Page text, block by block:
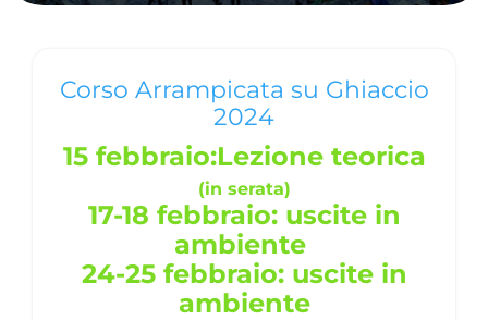
Corso Arrampicata su Ghiaccio
2024
15 febbraio:Lezione teorica
(in serata)
17-18 febbraio: uscite in
ambiente
24-25 febbraio: uscite in
ambiente